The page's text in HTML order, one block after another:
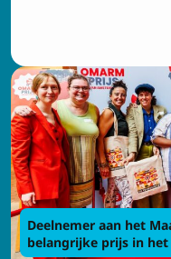
Deelnemer aan het
belangrijke prijs in